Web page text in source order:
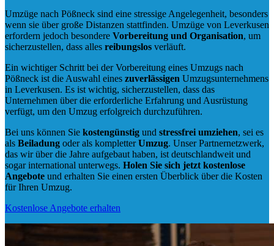
Umzüge nach Pößneck sind eine stressige Angelegenheit, besonders
wenn sie über große Distanzen stattfinden. Umzüge von Leverkusen
erfordern jedoch besondere Vorbereitung und Organisation, um
sicherzustellen, dass alles reibungslos verläuft.
Ein wichtiger Schritt bei der Vorbereitung eines Umzugs nach
Pößneck ist die Auswahl eines zuverlässigen Umzugsunternehmens
in Leverkusen. Es ist wichtig, sicherzustellen, dass das
Unternehmen über die erforderliche Erfahrung und Ausrüstung
verfügt, um den Umzug erfolgreich durchzuführen.
Bei uns können Sie kostengünstig und stressfrei umziehen, sei es
als Beiladung oder als kompletterUmzug. Unser Partnernetzwerk,
das wir über die Jahre aufgebaut haben, ist deutschlandweit und
sogar international unterwegs. Holen Sie sich jetzt kostenlose
Angebote und erhalten Sie einen ersten Überblick über die Kosten
für Ihren Umzug.
Kostenlose Angebote erhalten